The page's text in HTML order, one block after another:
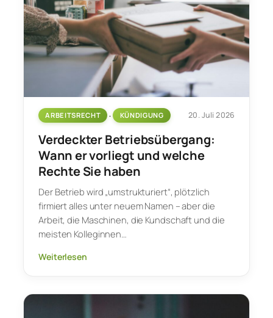
ARBEITSRECHT · KÜNDIGUNG 20. Juli 2026
Verdeckter Betriebsübergang:
Wann er vorliegt und welche
Rechte Sie haben
Der Betrieb wird „umstrukturiert“, plötzlich
firmiert alles unter neuem Namen – aber die
Arbeit, die Maschinen, die Kundschaft und die
meisten Kolleginnen…
Weiterlesen